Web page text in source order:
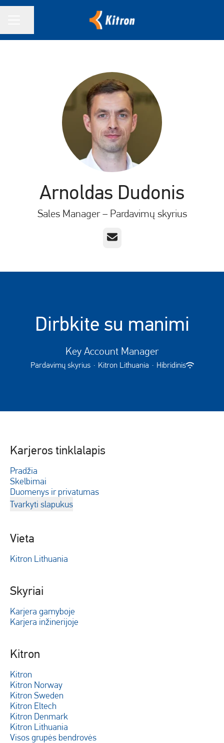
Arnoldas Dudonis
Sales Manager – Pardavimų skyrius
El. paštas
Dirbkite su manimi
Key Account Manager
Pardavimų skyrius · Kitron Lithuania · Hibridinis
Karjeros tinklalapis
Pradžia
Skelbimai
Duomenys ir privatumas
Tvarkyti slapukus
Vieta
Kitron Lithuania
Skyriai
Karjera gamyboje
Karjera inžinerijoje
Kitron
Kitron
Kitron Norway
Kitron Sweden
Kitron Eltech
Kitron Denmark
Kitron Lithuania
Visos grupės bendrovės